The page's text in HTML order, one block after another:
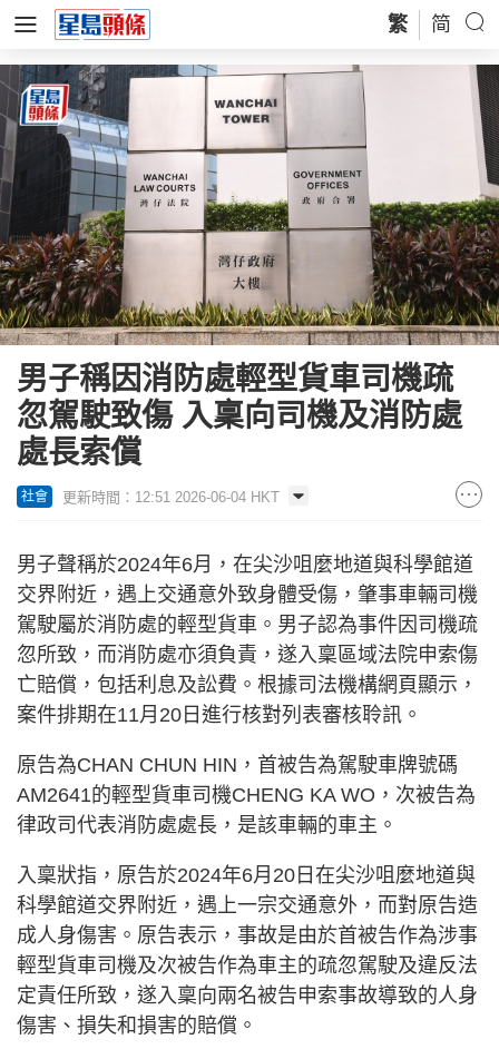
繁 简
男子稱因消防處輕型貨車司機疏
忽駕駛致傷 入稟向司機及消防處
處長索償
社會 更新時間：12:51 2026-06-04 HKT
男子聲稱於2024年6月，在尖沙咀麼地道與科學館道
交界附近，遇上交通意外致身體受傷，肇事車輛司機
駕駛屬於消防處的輕型貨車。男子認為事件因司機疏
忽所致，而消防處亦須負責，遂入稟區域法院申索傷
亡賠償，包括利息及訟費。根據司法機構網頁顯示，
案件排期在11月20日進行核對列表審核聆訊。
原告為CHAN CHUN HIN，首被告為駕駛車牌號碼
AM2641的輕型貨車司機CHENG KA WO，次被告為
律政司代表消防處處長，是該車輛的車主。
入稟狀指，原告於2024年6月20日在尖沙咀麼地道與
科學館道交界附近，遇上一宗交通意外，而對原告造
成人身傷害。原告表示，事故是由於首被告作為涉事
輕型貨車司機及次被告作為車主的疏忽駕駛及違反法
定責任所致，遂入稟向兩名被告申索事故導致的人身
傷害、損失和損害的賠償。